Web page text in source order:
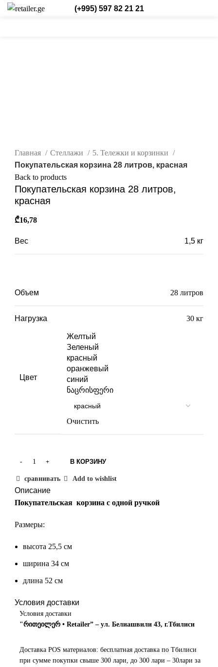
(+995) 597 82 21 21
Главная
Стеллажи
5. Тележки и корзинки
Покупательская корзина 28 литров, красная
Back to products
Покупательская корзина 28 литров,
красная
₾16,78
Вес 1,5 кг
Объем 28 литров
Нагрузка 30 кг
Цвет
Желтый
Зеленый
красный
оранжевый
синий
ნაცრისფერი
Очистить
В КОРЗИНУ
сравнивать Add to wishlist
Описание
Покупательская корзина с одной ручкой
Размеры:
высота 25,5 см
ширина 34 см
длина 52 см
Условия доставки
Условия доставки
"რითეილერ • Retailer” – ул. Белиашвили 43, г.Тбилиси
Доставка POS материалов: бесплатная доставка по Тбилиси
при сумме покупки свыше 300 лари, до 300 лари – 30лари за